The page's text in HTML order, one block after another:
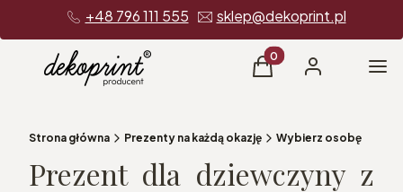
+48 796 111 555 sklep@dekoprint.pl
Produkty w koszyku:
Koszyk Zaloguj się
Strona główna Prezenty na każdą okazję Wybierz osobę
Prezent dla dziewczyny z